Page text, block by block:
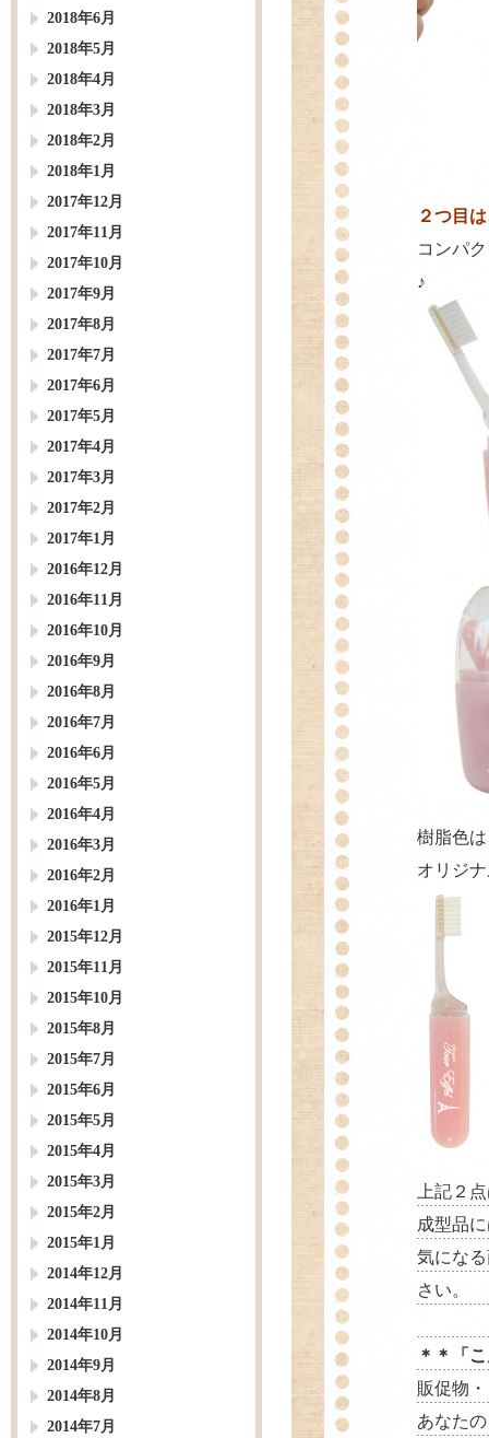
2018年6月
2018年5月
2018年4月
2018年3月
2018年2月
2018年1月
2017年12月
2017年11月
2017年10月
2017年9月
2017年8月
2017年7月
2017年6月
2017年5月
2017年4月
2017年3月
2017年2月
2017年1月
2016年12月
2016年11月
2016年10月
2016年9月
2016年8月
2016年7月
2016年6月
2016年5月
2016年4月
2016年3月
2016年2月
2016年1月
2015年12月
2015年11月
2015年10月
2015年8月
2015年7月
2015年6月
2015年5月
2015年4月
2015年3月
2015年2月
2015年1月
2014年12月
2014年11月
2014年10月
2014年9月
2014年8月
2014年7月
２つ目
コンパ
♪
樹脂色
オリジ
上記２
成型品
気にな
さい。
＊＊「
販促物
あなた